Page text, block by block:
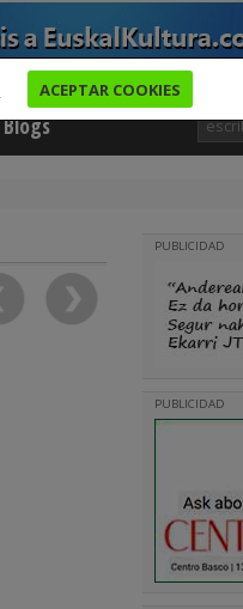
ACEPTAR COOKIES
Blogs
PUBLICIDAD
PUBLICIDAD